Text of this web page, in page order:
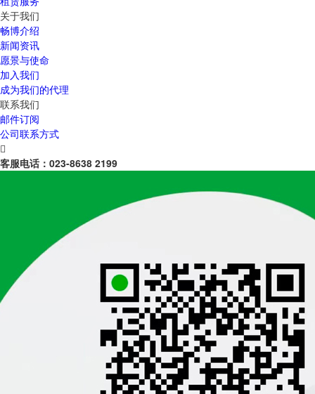
关于我们
畅博介绍
新闻资讯
愿景与使命
加入我们
成为我们的代理
联系我们
邮件订阅
公司联系方式

客服电话： 023-8638 2199